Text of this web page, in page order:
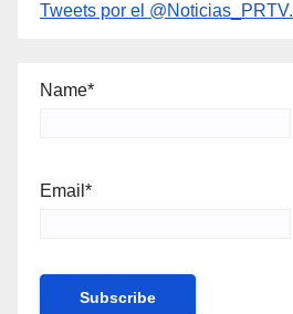
Tweets por el @Noticias_PRTV.
Name*
Email*